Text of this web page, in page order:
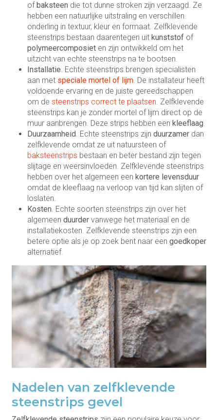
of baksteen die tot dunne stroken zijn verzaagd. Ze
hebben een natuurlijke uitstraling en verschillen
onderling in textuur, kleur en formaat. Zelfklevende
steenstrips bestaan daarentegen uit kunststof of
polymeercomposiet en zijn ontwikkeld om het
uitzicht van echte steenstrips na te bootsen.
Installatie. Echte steenstrips brengen specialisten
aan met speciale mortel of lijm. De installateur heeft
voldoende ervaring en de juiste gereedschappen
om de steenstrips correct te plaatsen. Zelfklevende
steenstrips kan je zonder mortel of lijm direct op de
muur aanbrengen. Deze strips hebben een kleeflaag.
Duurzaamheid. Echte steenstrips zijn duurzamer dan
zelfklevende omdat ze uit natuursteen of
baksteenstrips bestaan en beter bestand zijn tegen
slijtage en weersinvloeden. Zelfklevende steenstrips
hebben over het algemeen een kortere levensduur
omdat de kleeflaag na verloop van tijd kan slijten of
loslaten.
Kosten. Echte soorten steenstrips zijn over het
algemeen duurder vanwege het materiaal en de
installatiekosten. Zelfklevende steenstrips zijn een
betere optie als je op zoek bent naar een goedkoper
alternatief.
Nadelen van zelfklevende
steenstrips gevel